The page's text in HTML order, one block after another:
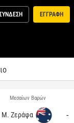
ΕΓΓΡΑΦΗ
Μεσαίων Βαρών
Μ. Ζεράφα -